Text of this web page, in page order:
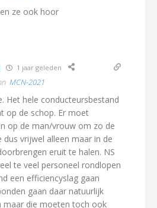
ze ook hoor
1 jaar geleden
MCN-2021
Het hele conducteursbestand
op de schop. Er moet
op de man/vrouw om zo de
dus vrijwel alleen maar in de
eruit te halen. NS
te veel personeel rondlopen
een efficiencyslag gaan
gaan daar natuurlijk
maar die moeten toch ook